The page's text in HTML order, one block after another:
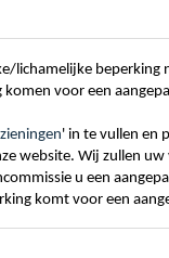
lichamelijke beperking
voor een
' in te vullen en
website. Wij zullen uw
u een
komt voor een